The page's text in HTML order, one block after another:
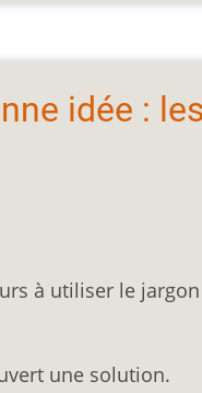
idée :
à utiliser le
une solution.